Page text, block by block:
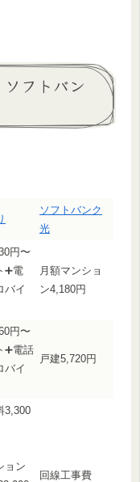
フトバン
ソフトバンク
光
円〜
➕電
バイ
月額マンショ
ン4,180円
円〜
➕電話
バイ
戸建5,720円
3,300
ョン
回線工事費